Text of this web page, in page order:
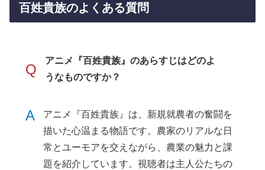
百姓貴族のよくある質問
Q
アニメ『百姓貴族』のあらすじはどのよ
うなものですか？
A
アニメ『百姓貴族』は、新規就農者の奮闘を
描いた心温まる物語です。農家のリアルな日
常とユーモアを交えながら、農業の魅力と課
題を紹介しています。視聴者は主人公たちの